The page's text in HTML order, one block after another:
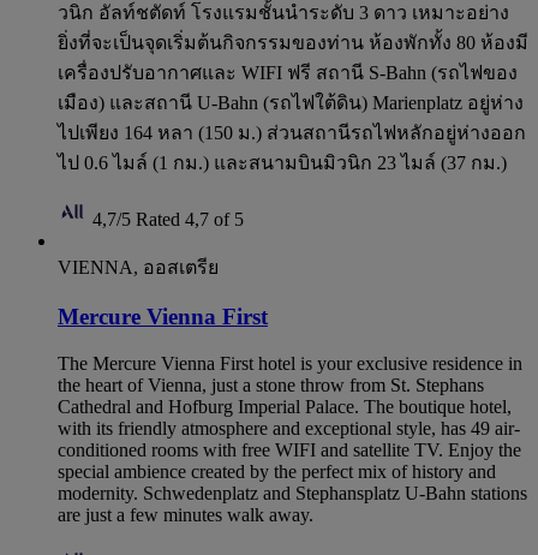
วนิก อัลท์ชตัดท์ โรงแรมชั้นนำระดับ 3 ดาว เหมาะอย่าง
ยิ่งที่จะเป็นจุดเริ่มต้นกิจกรรมของท่าน ห้องพักทั้ง 80 ห้องมี
เครื่องปรับอากาศและ WIFI ฟรี สถานี S-Bahn (รถไฟของ
เมือง) และสถานี U-Bahn (รถไฟใต้ดิน) Marienplatz อยู่ห่าง
ไปเพียง 164 หลา (150 ม.) ส่วนสถานีรถไฟหลักอยู่ห่างออก
ไป 0.6 ไมล์ (1 กม.) และสนามบินมิวนิก 23 ไมล์ (37 กม.)
4,7/5 Rated 4,7 of 5
VIENNA, ออสเตรีย
Mercure Vienna First
The Mercure Vienna First hotel is your exclusive residence in
the heart of Vienna, just a stone throw from St. Stephans
Cathedral and Hofburg Imperial Palace. The boutique hotel,
with its friendly atmosphere and exceptional style, has 49 air-
conditioned rooms with free WIFI and satellite TV. Enjoy the
special ambience created by the perfect mix of history and
modernity. Schwedenplatz and Stephansplatz U-Bahn stations
are just a few minutes walk away.